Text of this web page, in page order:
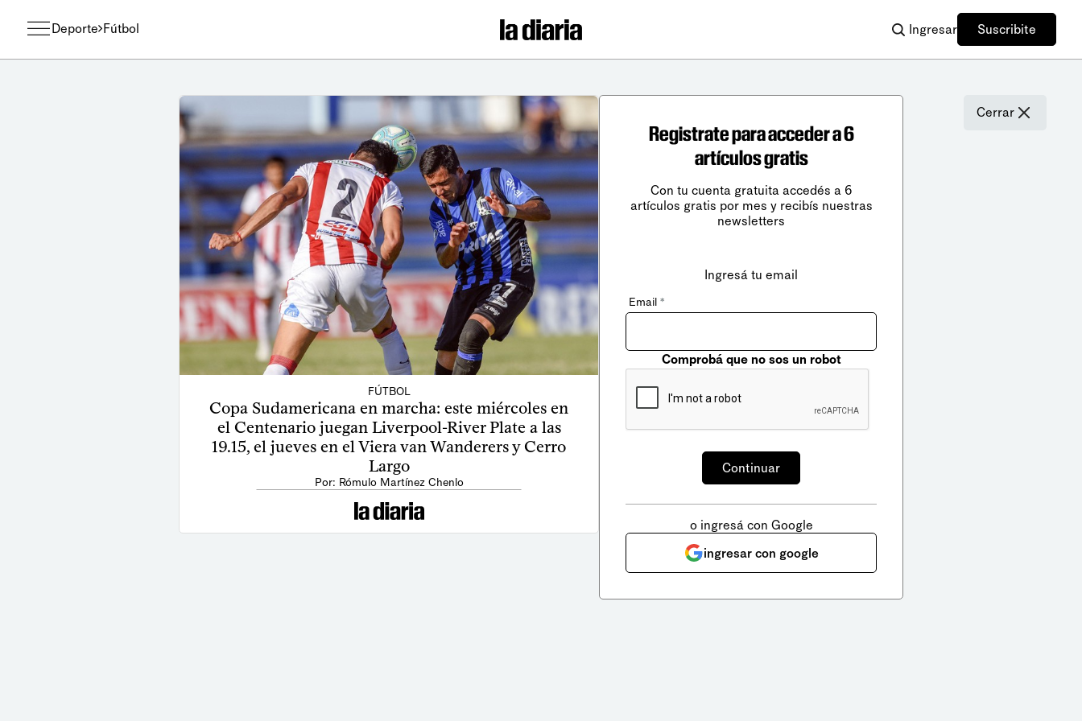
Deporte Fútbol Ingresar Suscribite
FÚTBOL
Copa Sudamericana en marcha: este miércoles en
el Centenario juegan Liverpool-River Plate a las
19.15, el jueves en el Viera van Wanderers y Cerro
Largo
Por: Rómulo Martínez Chenlo
Cerrar
Registrate para acceder a 6
artículos gratis
Con tu cuenta gratuita accedés a 6
artículos gratis por mes y recibís nuestras
newsletters
Ingresá tu email
Email *
Comprobá que no sos un robot
o ingresá con Google
ingresar con google